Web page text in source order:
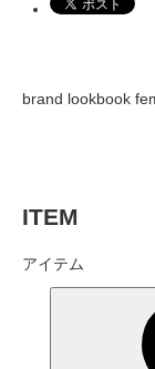
brand lookbook
ITEM
アイテム